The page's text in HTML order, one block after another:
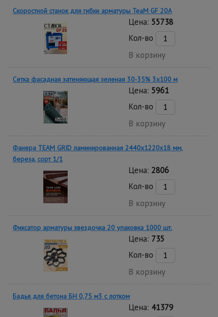
Скоростной станок для гибки арматуры ТеаМ GF 20A
Цена: 55738
Кол-во
В корзину
Сетка фасадная затеняющая зеленая 30-35% 3х100 м
Цена: 5961
Кол-во
В корзину
Фанера TEAM GRID ламинированная 2440х1220х18 мм,
береза, сорт 1/1
Цена: 2806
Кол-во
В корзину
Фиксатор арматуры звездочка 20 упаковка 1000 шт.
Цена: 735
Кол-во
В корзину
Бадья для бетона БН 0,75 м3 с лотком
Цена: 41379